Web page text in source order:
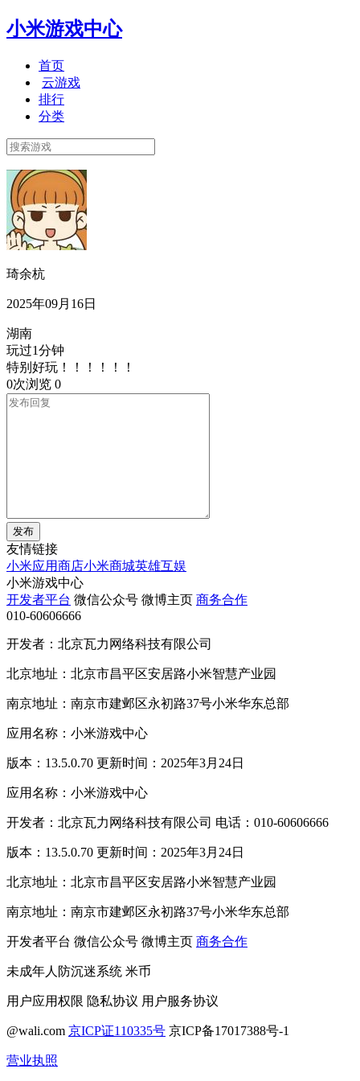
小米游戏中心
首页
云游戏
排行
分类
琦余杭
2025年09月16日
湖南
玩过1分钟
特别好玩！！！！！！
0次浏览 0
发布
友情链接
小米应用商店小米商城英雄互娱
小米游戏中心
开发者平台 微信公众号 微博主页 商务合作
010-60606666
开发者：北京瓦力网络科技有限公司
北京地址：北京市昌平区安居路小米智慧产业园
南京地址：南京市建邺区永初路37号小米华东总部
应用名称：小米游戏中心
版本：13.5.0.70 更新时间：2025年3月24日
应用名称：小米游戏中心
开发者：北京瓦力网络科技有限公司 电话：010-60606666
版本：13.5.0.70 更新时间：2025年3月24日
北京地址：北京市昌平区安居路小米智慧产业园
南京地址：南京市建邺区永初路37号小米华东总部
开发者平台 微信公众号 微博主页 商务合作
未成年人防沉迷系统 米币
用户应用权限 隐私协议 用户服务协议
@wali.com 京ICP证110335号 京ICP备17017388号-1
营业执照